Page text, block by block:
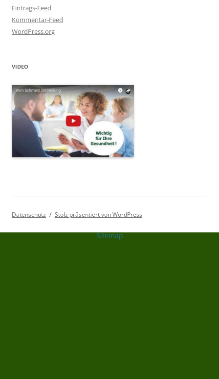
Eintrags-Feed
Kommentar-Feed
WordPress.org
VIDEO
Datenschutz Stolz präsentiert von WordPress
Sitemap